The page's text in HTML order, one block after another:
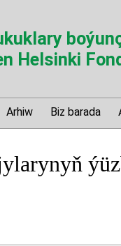
Helsinki
Arhiw Biz barada